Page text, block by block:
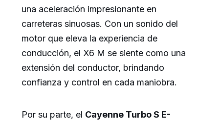
una aceleración impresionante en
carreteras sinuosas. Con un sonido del
motor que eleva la experiencia de
conducción, el X6 M se siente como una
extensión del conductor, brindando
confianza y control en cada maniobra.
Por su parte, el Cayenne Turbo S E-